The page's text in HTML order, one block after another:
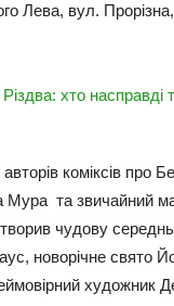
Лева, вул.
Різдва: хто
коміксів про
Мура та звичайний
чудову
новорічне свято
художник